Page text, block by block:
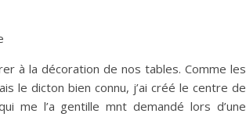
à la décoration de nos tables. Comme les
le dicton bien connu, j’ai créé le centre de
me l’a gentille mnt demandé lors d’une